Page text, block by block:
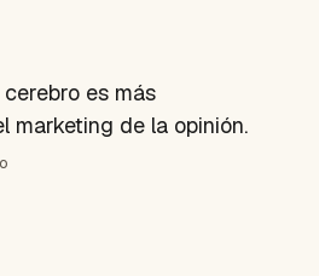
es más
marketing de la opinión.